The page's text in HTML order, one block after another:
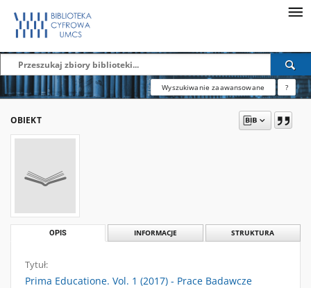
Wyszukiwanie zaawansowane ?
OBIEKT
OPIS INFORMACJE STRUKTURA
Tytuł:
Prima Educatione. Vol. 1 (2017) - Prace Badawcze